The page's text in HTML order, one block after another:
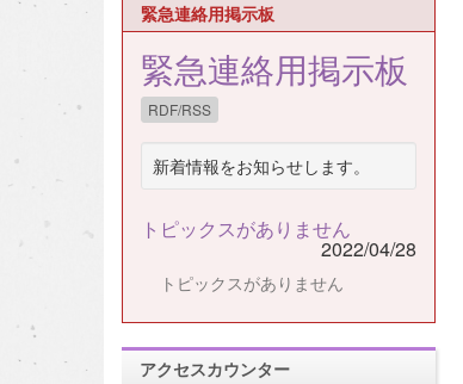
緊急連絡用掲示板
緊急連絡用掲示板
RDF/RSS
新着情報をお知らせします。
トピックスがありません
2022/04/28
トピックスがありません
アクセスカウンター